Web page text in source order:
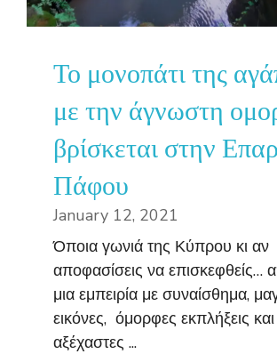
Το μονοπάτι της
με την άγνωστη
βρίσκεται στην
Πάφου
January 12, 2021
Όποια γωνιά της Κύπρου κι αν
αποφασίσεις να επισκεφθείς…
μια εμπειρία με συναίσθημα,
εικόνες, όμορφες εκπλήξεις και
αξέχαστες ...